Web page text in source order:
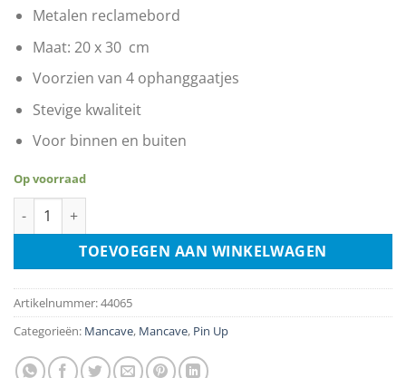
Metalen reclamebord
Maat: 20 x 30 cm
Voorzien van 4 ophanggaatjes
Stevige kwaliteit
Voor binnen en buiten
Op voorraad
Airplane Girl aantal
TOEVOEGEN AAN WINKELWAGEN
Artikelnummer:44065
Categorieën: Mancave, Mancave, Pin Up